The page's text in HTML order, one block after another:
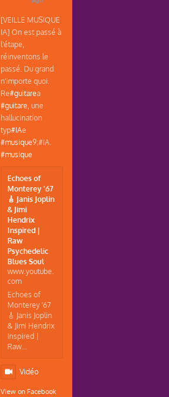
[VEILLE MUSIQUE
IA] On est passé à
l'étape,
réinventons le
passé. Du grand
n'importe quoi.
Re#guitarea
#guitare, une
hallucination
typ#IAe
#musique9;#IA.
#musique
Echoes of
Monterey '67
🎸 Janis Joplin
& Jimi
Hendrix
Inspired |
Raw
Psychedelic
Blues Soul
www.youtube.
com
Echoes of
Monterey '67
🎸 Janis Joplin
& Jimi Hendrix
Inspired |
Raw...
Vidéo
View on Facebook